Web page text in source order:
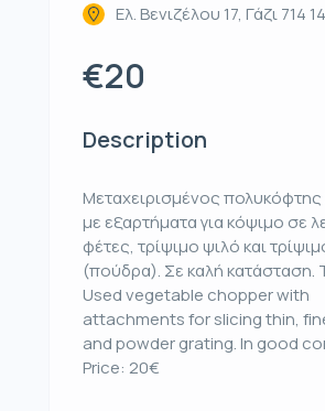
Ελ. Βενιζέλου 17, Γάζι 714
€20
Description
Μεταχειρισμένος πολυκόφτης
με εξαρτήματα για κόψιμο σε
φέτες, τρίψιμο ψιλό και
(πούδρα). Σε καλή κατάσταση.
Used vegetable chopper with
attachments for slicing thin,
and powder grating. In good
Price: 20€